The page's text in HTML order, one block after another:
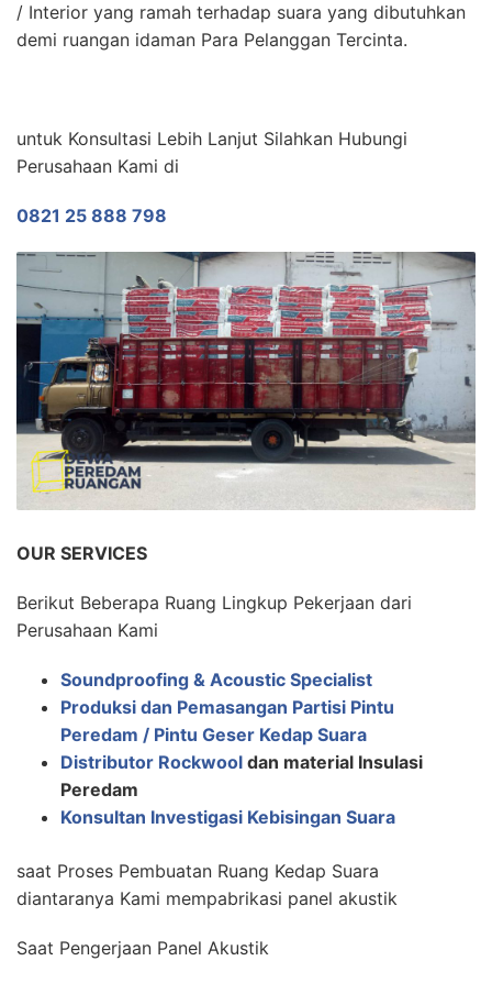
/ Interior yang ramah terhadap suara yang dibutuhkan
demi ruangan idaman Para Pelanggan Tercinta.
untuk Konsultasi Lebih Lanjut Silahkan Hubungi
Perusahaan Kami di
0821 25 888 798
OUR SERVICES
Berikut Beberapa Ruang Lingkup Pekerjaan dari
Perusahaan Kami
Soundproofing & Acoustic Specialist
Produksi dan Pemasangan Partisi Pintu
Peredam / Pintu Geser Kedap Suara
Distributor Rockwool dan material Insulasi
Peredam
Konsultan Investigasi Kebisingan Suara
saat Proses Pembuatan Ruang Kedap Suara
diantaranya Kami mempabrikasi panel akustik
Saat Pengerjaan Panel Akustik